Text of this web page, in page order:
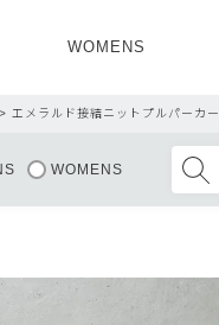
WOMENS
CONCEPT
エメラルド接結ニットプルパーカー
WOMENS